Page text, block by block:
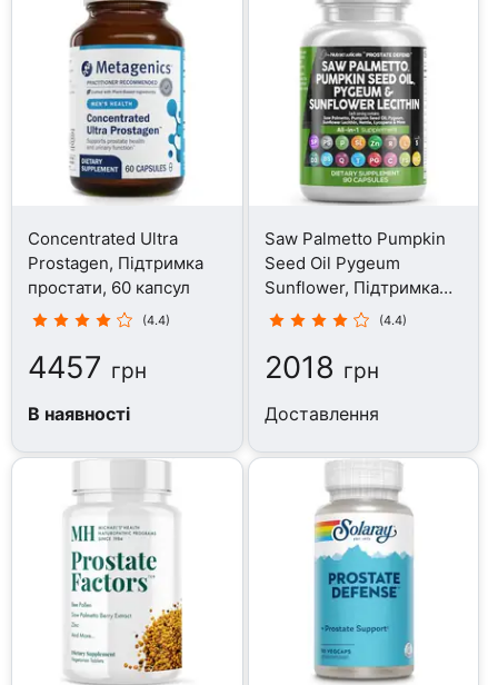
Concentrated Ultra
Prostagen, Підтримка
простати, 60 капсул
(4.4)
4457 грн
В наявності
Saw Palmetto Pumpkin
Seed Oil Pygeum
Sunflower, Підтримка
простати, 90 капсул
(4.4)
2018 грн
Доставлення